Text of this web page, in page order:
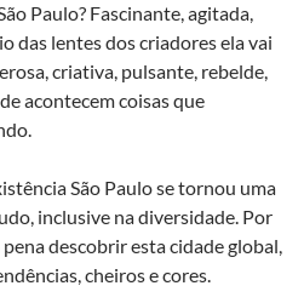
Paulo? Fascinante, agitada,
das lentes dos criadores ela vai
criativa, pulsante, rebelde,
acontecem coisas que
São Paulo se tornou uma
inclusive na diversidade. Por
descobrir esta cidade global,
cheiros e cores.